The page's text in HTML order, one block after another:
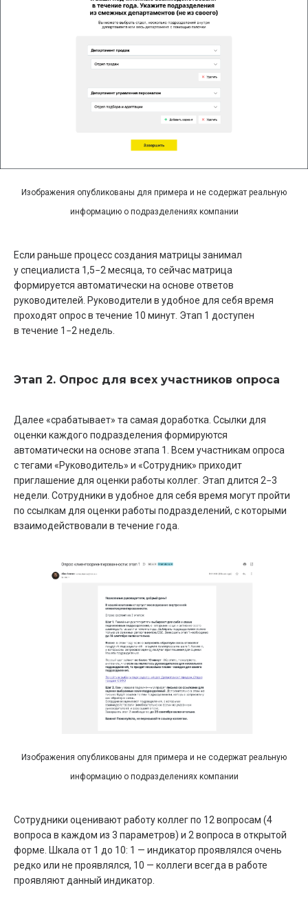
Изображения опубликованы для примера и не содержат реальную
информацию о подразделениях компании
Если раньше процесс создания матрицы занимал
у специалиста 1,5−2 месяца, то сейчас матрица
формируется автоматически на основе ответов
руководителей. Руководители в удобное для себя время
проходят опрос в течение 10 минут. Этап 1 доступен
в течение 1−2 недель.
Этап 2. Опрос для всех участников опроса
Далее «срабатывает» та самая доработка. Ссылки для
оценки каждого подразделения формируются
автоматически на основе этапа 1. Всем участникам опроса
с тегами «Руководитель» и «Сотрудник» приходит
приглашение для оценки работы коллег. Этап длится 2−3
недели. Сотрудники в удобное для себя время могут пройти
по ссылкам для оценки работы подразделений, с которыми
взаимодействовали в течение года.
Изображения опубликованы для примера и не содержат реальную
информацию о подразделениях компании
Сотрудники оценивают работу коллег по 12 вопросам (4
вопроса в каждом из 3 параметров) и 2 вопроса в открытой
форме. Шкала от 1 до 10: 1 — индикатор проявлялся очень
редко или не проявлялся, 10 — коллеги всегда в работе
проявляют данный индикатор.